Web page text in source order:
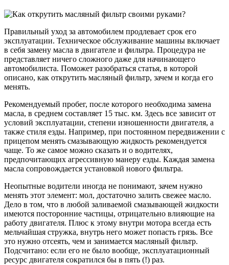
Правильный уход за автомобилем продлевает срок его
эксплуатации. Техническое обслуживание машины включает
в себя замену масла в двигателе и фильтра. Процедура не
представляет ничего сложного даже для начинающего
автомобилиста. Поможет разобраться статья, в которой
описано, как открутить масляный фильтр, зачем и когда его
менять.
Рекомендуемый пробег, после которого необходима замена
масла, в среднем составляет 15 тыс. км. Здесь все зависит от
условий эксплуатации, степени изношенности двигателя, а
также стиля езды. Например, при постоянном передвижении с
прицепом менять смазывающую жидкость рекомендуется
чаще. То же самое можно сказать и о водителях,
предпочитающих агрессивную манеру езды. Каждая замена
масла сопровождается установкой нового фильтра.
Неопытные водители иногда не понимают, зачем нужно
менять этот элемент: мол, достаточно залить свежее масло.
Дело в том, что в любой заливаемой смазывающей жидкости
имеются посторонние частицы, отрицательно влияющие на
работу двигателя. Плюс к этому внутри мотора всегда есть
мельчайшая стружка, внутрь него может попасть грязь. Все
это нужно отсеять, чем и занимается масляный фильтр.
Подсчитано: если его не было вообще, эксплуатационный
ресурс двигателя сократился бы в пять (!) раз.